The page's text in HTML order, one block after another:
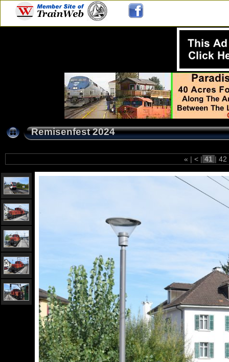
Remisenfest 2024
« | < | 41 | 42